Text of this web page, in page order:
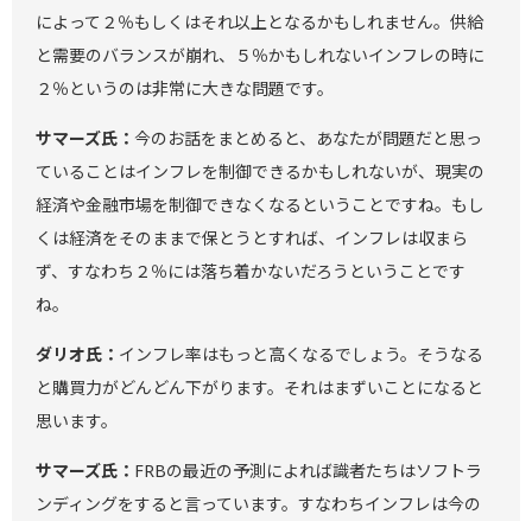
によって２％もしくはそれ以上となるかもしれません。供給
と需要のバランスが崩れ、５％かもしれないインフレの時に
２％というのは非常に大きな問題です。
サマーズ氏： 今のお話をまとめると、あなたが問題だと思っ
ていることはインフレを制御できるかもしれないが、現実の
経済や金融市場を制御できなくなるということですね。もし
くは経済をそのままで保とうとすれば、インフレは収まら
ず、すなわち２％には落ち着かないだろうということです
ね。
ダリオ氏： インフレ率はもっと高くなるでしょう。そうなる
と購買力がどんどん下がります。それはまずいことになると
思います。
サマーズ氏： FRBの最近の予測によれば識者たちはソフトラ
ンディングをすると言っています。すなわちインフレは今の